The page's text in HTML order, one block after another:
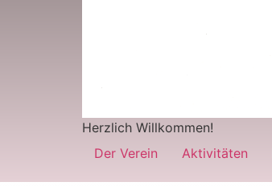
Herzlich Willkommen!
Der Verein
Aktivitäten